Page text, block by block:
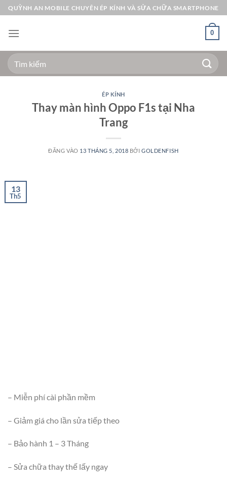
Bỏ
qua
nội
QUỲNH AN MOBILE CHUYÊN ÉP KÍNH VÀ SỬA CHỮA SMARTPHONE
0
Tìm
kiếm:
ÉP KÍNH
Thay màn hình Oppo F1s tại Nha
Trang
ĐĂNG VÀO 13 THÁNG 5, 2018 BỞIGOLDENFISH
13
Th5
– Miễn phí cài phần mềm
– Giảm giá cho lần sửa tiếp theo
– Bảo hành 1 – 3 Tháng
– Sửa chữa thay thế lấy ngay